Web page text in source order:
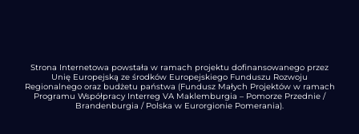
Strona Internetowa powstała w ramach projektu dofinansowanego przez
Unię Europejską ze środków Europejskiego Funduszu Rozwoju
Regionalnego oraz budżetu państwa (Fundusz Małych Projektów w ramach
Programu Współpracy Interreg VA Maklemburgia – Pomorze Przednie /
Brandenburgia / Polska w Eurorgionie Pomerania).